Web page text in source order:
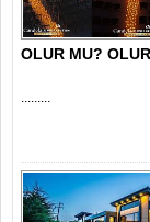
OLUR MU?
.........